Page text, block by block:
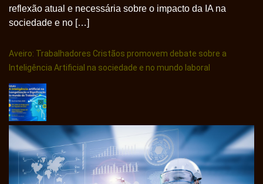
reflexão atual e necessária sobre o impacto da IA na
sociedade e no […]
Aveiro: Trabalhadores Cristãos promovem debate sobre a
Inteligência Artificial na sociedade e no mundo laboral